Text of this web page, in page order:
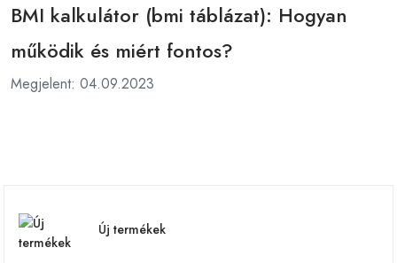
BMI kalkulátor (bmi táblázat): Hogyan
működik és miért fontos?
Megjelent: 04.09.2023
Új termékek